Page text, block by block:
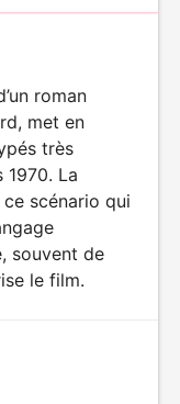
roman
met en
très
1970. La
scénario qui
souvent de
le film.